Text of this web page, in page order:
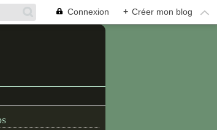
Connexion + Créer mon blog